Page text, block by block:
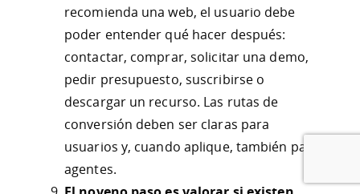
recomienda una web, el usuario debe
poder entender qué hacer después:
contactar, comprar, solicitar una demo,
pedir presupuesto, suscribirse o
descargar un recurso. Las rutas de
conversión deben ser claras para
usuarios y, cuando aplique, también para
agentes.